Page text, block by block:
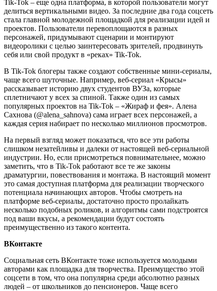
Tik-Tok – еще одна платформа, в которой пользователи могут
делиться вертикальными видео. За последние два года соцсеть
стала главной молодежной площадкой для реализации идей и
проектов. Пользователи перевоплощаются в разных
персонажей, придумывают сценарии и монтируют
видеоролики с целью заинтересовать зрителей, продвинуть
себя или свой продукт в «реках» Tik-Tok.
В Tik-Tok блогеры также создают собственные мини-сериалы,
чаще всего шуточные. Например, веб-сериал «Крысы»
рассказывает историю двух студентов ВУЗа, которые
сплетничают у всех за спиной. Также один из самых
популярных проектов на Tik-Tok – «Жираф и фея». Алена
Сахнова (@alena_sahnova) сама играет всех персонажей, а
каждая серия набирает по несколько миллионов просмотров.
На первый взгляд может показаться, что все эти работы
слишком незатейливы и далеки от настоящей веб-сериальной
индустрии. Но, если присмотреться повнимательнее, можно
заметить, что в Tik-Tok работают все те же законы
драматургии, повествования и монтажа. В настоящий момент
это самая доступная платформа для реализации творческого
потенциала начинающих авторов. Чтобы смотреть на
платформе веб-сериалы, достаточно просто пролайкать
несколько подобных роликов, и алгоритмы сами подстроятся
под ваши вкусы, а рекомендации будут состоять
преимущественно из такого контента.
ВКонтакте
Социальная сеть ВКонтакте тоже используется молодыми
авторами как площадка для творчества. Преимущество этой
соцсети в том, что она популярна среди абсолютно разных
людей – от школьников до пенсионеров. Чаще всего